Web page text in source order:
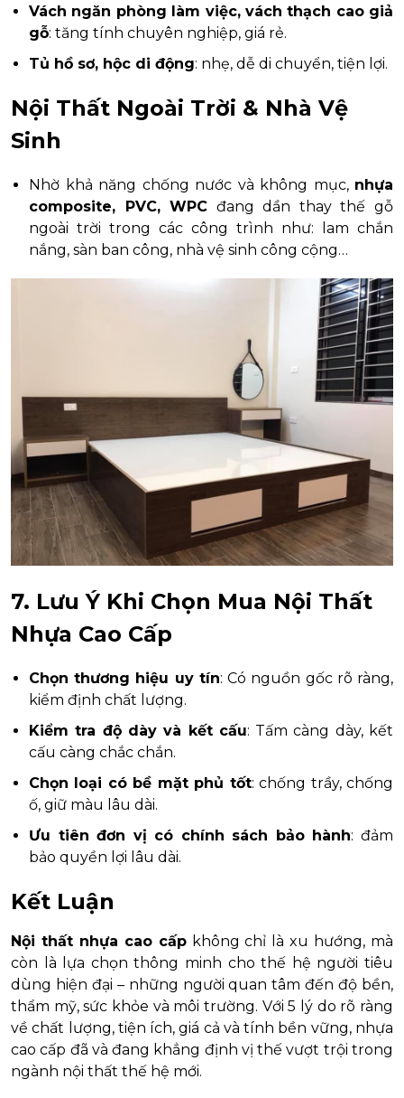
Vách ngăn phòng làm việc, vách thạch cao giả
gỗ: tăng tính chuyên nghiệp, giá rẻ.
Tủ hồ sơ, hộc di động: nhẹ, dễ di chuyển, tiện lợi.
Nội Thất Ngoài Trời & Nhà Vệ
Sinh
Nhờ khả năng chống nước và không mục, nhựa
composite, PVC, WPC đang dần thay thế gỗ
ngoài trời trong các công trình như: lam chắn
nắng, sàn ban công, nhà vệ sinh công cộng…
7. Lưu Ý Khi Chọn Mua Nội Thất
Nhựa Cao Cấp
Chọn thương hiệu uy tín: Có nguồn gốc rõ ràng,
kiểm định chất lượng.
Kiểm tra độ dày và kết cấu: Tấm càng dày, kết
cấu càng chắc chắn.
Chọn loại có bề mặt phủ tốt: chống trầy, chống
ố, giữ màu lâu dài.
Ưu tiên đơn vị có chính sách bảo hành: đảm
bảo quyền lợi lâu dài.
Kết Luận
Nội thất nhựa cao cấpkhông chỉ là xu hướng, mà
còn là lựa chọn thông minh cho thế hệ người tiêu
dùng hiện đại – những người quan tâm đến độ bền,
thẩm mỹ, sức khỏe và môi trường. Với 5 lý do rõ ràng
về chất lượng, tiện ích, giá cả và tính bền vững, nhựa
cao cấp đã và đang khẳng định vị thế vượt trội trong
ngành nội thất thế hệ mới.